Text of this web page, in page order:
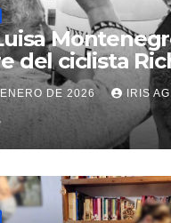
del ciclista
falleció en
añosDE 2026 IRIS